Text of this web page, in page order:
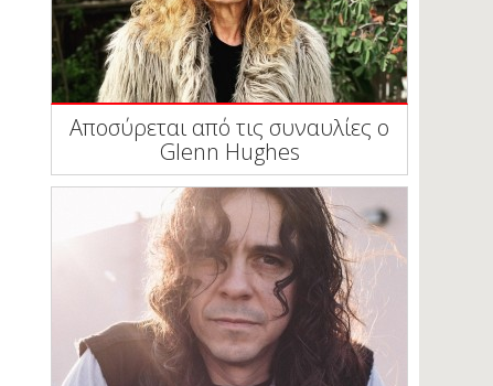
Αποσύρεται από τις συναυλίες ο
Glenn Hughes